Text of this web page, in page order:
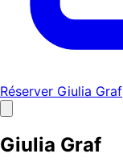
Réserver Giulia Graf
Giulia Graf